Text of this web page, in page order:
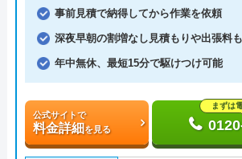
事前見積で納得してから作業を依頼
深夜早朝の割増なし見積もりや出張料
年中無休、最短15分で駆けつけ可能
公式サイトで
料金詳細を見る
まずは